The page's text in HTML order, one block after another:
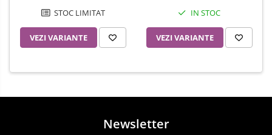
STOC LIMITAT
VEZI VARIANTE
IN STOC
VEZI VARIANTE
Newsletter